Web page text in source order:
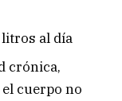
al día
crónica,
cuerpo no